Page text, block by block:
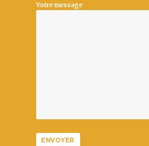
Votre message